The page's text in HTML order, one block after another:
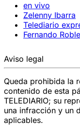
en vivo
Zelenny Ibarra
Telediario
Fernando
Aviso legal
Queda prohibida la
contenido de esta
TELEDIARIO; su
una infracción y un
aplicables.